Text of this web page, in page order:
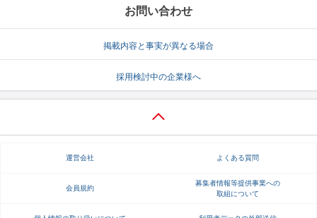
お問い合わせ
掲載内容と事実が異なる場合
採用検討中の企業様へ
運営会社 よくある質問
会員規約
募集者情報等提供事業への
取組について